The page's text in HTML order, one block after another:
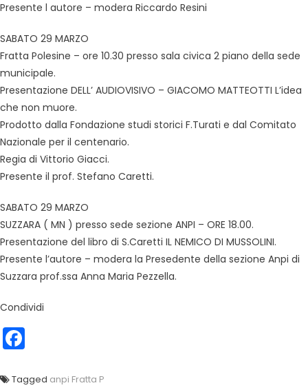
Presente l autore – modera Riccardo Resini
SABATO 29 MARZO
Fratta Polesine – ore 10.30 presso sala civica 2 piano della sede
municipale.
Presentazione DELL’ AUDIOVISIVO – GIACOMO MATTEOTTI L’idea
che non muore.
Prodotto dalla Fondazione studi storici F.Turati e dal Comitato
Nazionale per il centenario.
Regia di Vittorio Giacci.
Presente il prof. Stefano Caretti.
SABATO 29 MARZO
SUZZARA ( MN ) presso sede sezione ANPI – ORE 18.00.
Presentazione del libro di S.Caretti IL NEMICO DI MUSSOLINI.
Presente l’autore – modera la Presedente della sezione Anpi di
Suzzara prof.ssa Anna Maria Pezzella.
Condividi
Tagged anpi Fratta P